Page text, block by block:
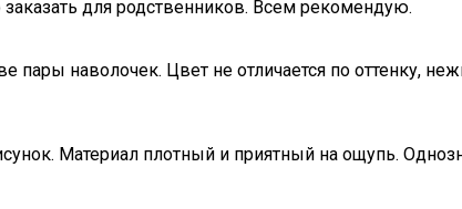
для родственников. Всем рекомендую.
наволочек. Цвет не отличается по оттенку,
Материал плотный и приятный на ощупь.